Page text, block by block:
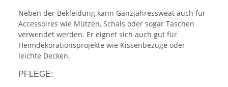
Neben der Bekleidung kann Ganzjahressweat auch für
Accessoires wie Mützen, Schals oder sogar Taschen
verwendet werden. Er eignet sich auch gut für
Heimdekorationsprojekte wie Kissenbezüge oder
leichte Decken.
PFLEGE: